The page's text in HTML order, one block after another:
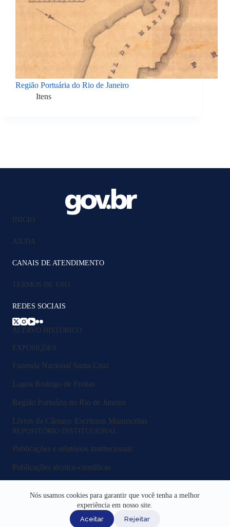
Nós usamos cookies para garantir que você tenha a melhor
experiência em nosso site.
Aceitar
Rejeitar
Região Portuária do Rio de Janeiro
Itens
INÍCIO
AJUDA
CANAIS DE ATENDIMENTO
TERMOS DE USO
REDES SOCIAIS
ACERVO HISTÓRICO
EXPOSIÇÕES
Fazenda Nacional Santa Cruz
Lagoa Rodrigo de Freitas
Região Portuária do Rio de Janeiro
Livros da Câmara: Escrituras Manuscritas
REPOSITÓRIO INSTITUCIONAL
Publicações e relatórios institucionais
Publicações técnico-científicas
Fluxos e procedimentos